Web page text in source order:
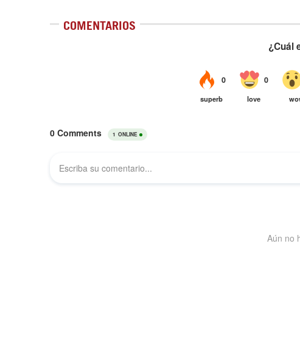
COMENTARIOS